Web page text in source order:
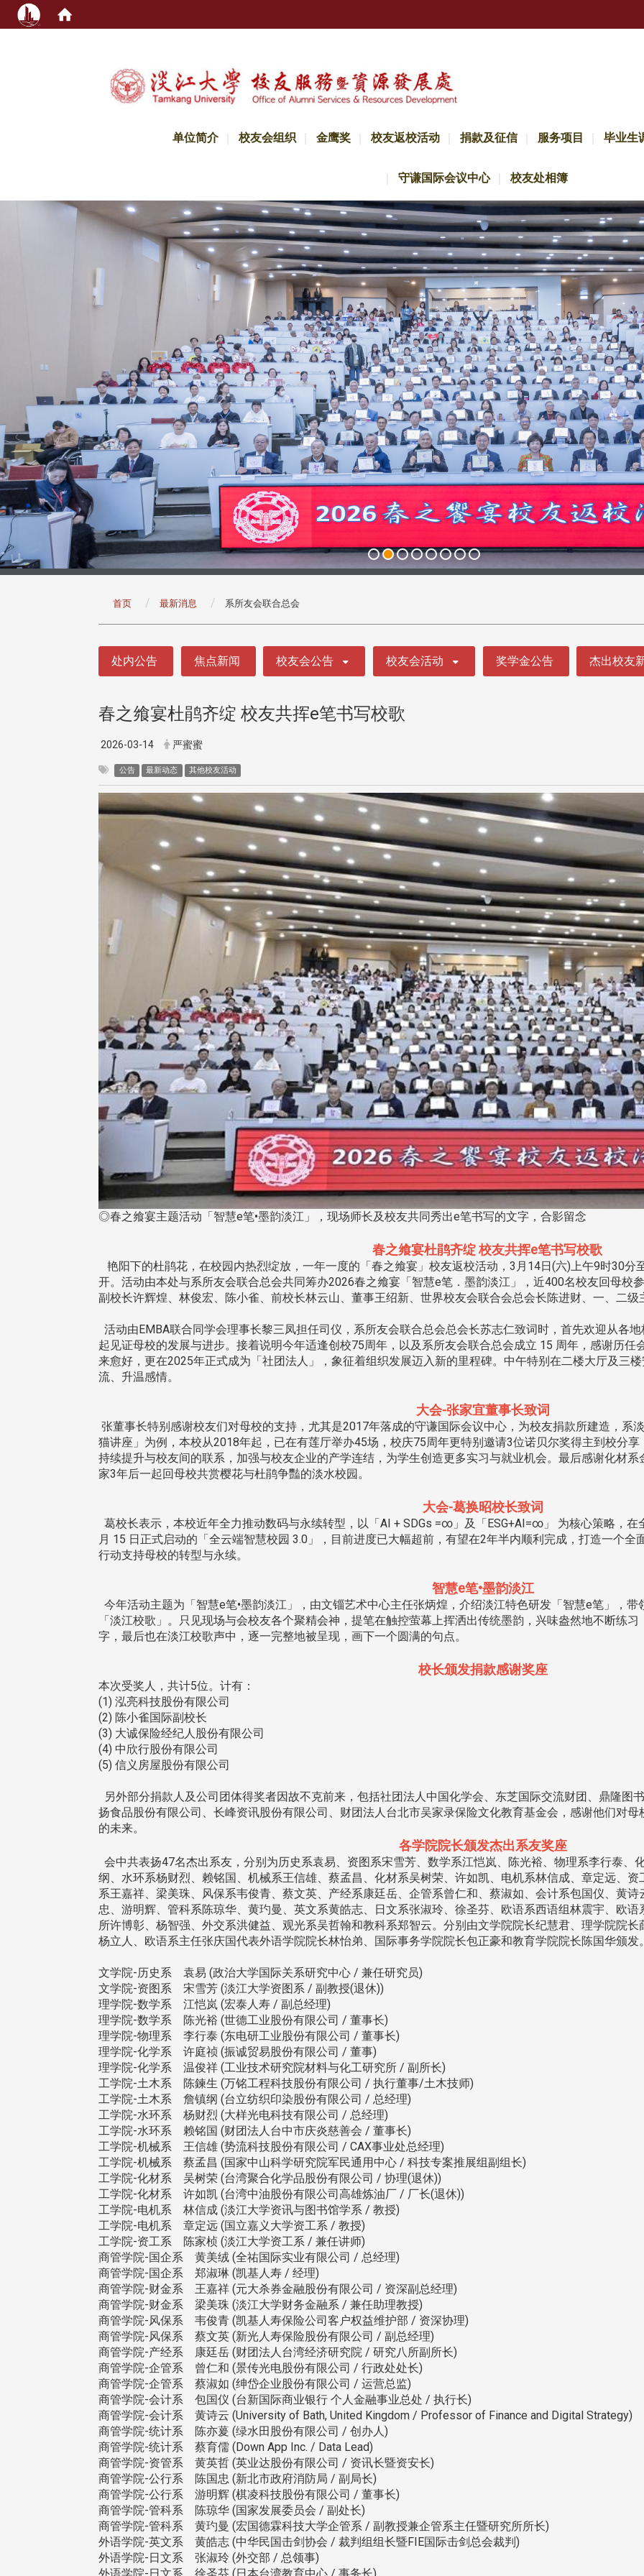
单位简介 校友会组织 金鹰奖 校友返校活动 捐款及征信 服务项目 毕业生
守谦国际会议中心 校友处相簿
首页 最新消息 系所友会联合总会
处内公告 焦点新闻 校友会公告 校友会活动 奖学金公告 杰出校友
春之飨宴杜鹃齐绽 校友共挥e笔书写校歌
2026-03-14 严蜜蜜
公告 最新动态 其他校友活动
◎春之飨宴主题活动「智慧e笔•墨韵淡江」，现场师长及校友共同秀出e笔书写的文字，合影留念
春之飨宴杜鹃齐绽 校友共挥e笔书写校歌
艳阳下的杜鹃花，在校园内热烈绽放，一年一度的「春之飨宴」校友返校活动，3月14日(六)上午9时30分
开。活动由本处与系所友会联合总会共同筹办2026春之飨宴「智慧e笔．墨韵淡江」，近400名校友回母校
副校长许辉煌、林俊宏、陈小雀、前校长林云山、董事王绍新、世界校友会联合会总会长陈进财、一、二级
活动由EMBA联合同学会理事长黎三凤担任司仪，系所友会联合总会总会长苏志仁致词时，首先欢迎从各
起见证母校的发展与进步。接着说明今年适逢创校75周年，以及系所友会联合总会成立 15 周年，感谢历
来愈好，更在2025年正式成为「社团法人」，象征着组织发展迈入新的里程碑。中午特别在二楼大厅及三
流、升温感情。
大会-张家宜董事长致词
张董事长特别感谢校友们对母校的支持，尤其是2017年落成的守谦国际会议中心，为校友捐款所建造，系
猫讲座」为例，本校从2018年起，已在有莲厅举办45场，校庆75周年更特别邀请3位诺贝尔奖得主到校分
持续提升与校友间的联系，加强与校友企业的产学连结，为学生创造更多实习与就业机会。最后感谢化材
家3年后一起回母校共赏樱花与杜鹃争豔的淡水校园。
大会-葛换昭校长致词
葛校长表示，本校近年全力推动数码与永续转型，以「AI + SDGs =∞」及「ESG+AI=∞」 为核心策略，
月 15 日正式启动的「全云端智慧校园 3.0」，目前进度已大幅超前，有望在2年半内顺利完成，打造一个
行动支持母校的转型与永续。
智慧e笔•墨韵淡江
今年活动主题为「智慧e笔•墨韵淡江」，由文锱艺术中心主任张炳煌，介绍淡江特色研发「智慧e笔」，
「淡江校歌」。只见现场与会校友各个聚精会神，提笔在触控萤幕上挥洒出传统墨韵，兴味盎然地不断练
字，最后也在淡江校歌声中，逐一完整地被呈现，画下一个圆满的句点。
校长颁发捐款感谢奖座
本次受奖人，共计5位。计有：
(1) 泓亮科技股份有限公司
(2) 陈小雀国际副校长
(3) 大诚保险经纪人股份有限公司
(4) 中欣行股份有限公司
(5) 信义房屋股份有限公司
另外部分捐款人及公司团体得奖者因故不克前来，包括社团法人中国化学会、东芝国际交流财团、鼎隆图
扬食品股份有限公司、长峰资讯股份有限公司、财团法人台北市吴家录保险文化教育基金会，感谢他们对
的未来。
各学院院长颁发杰出系友奖座
会中共表扬47名杰出系友，分别为历史系袁易、资图系宋雪芳、数学系江恺岚、陈光裕、物理系李行泰、
纲、水环系杨财烈、赖铭国、机械系王信雄、蔡孟昌、化材系吴树荣、许如凯、电机系林信成、章定远、
系王嘉祥、梁美珠、风保系韦俊青、蔡文英、产经系康廷岳、企管系曾仁和、蔡淑如、会计系包国仪、黄
忠、游明辉、管科系陈琼华、黄玓曼、英文系黄皓志、日文系张淑玲、徐圣芬、欧语系西语组林震宇、欧
所许博彰、杨智强、外交系洪健益、观光系吴哲翰和教科系郑智云。分别由文学院院长纪慧君、理学院院
杨立人、欧语系主任张庆国代表外语学院院长林怡弟、国际事务学院院长包正豪和教育学院院长陈国华颁发
文学院-历史系 袁易 (政治大学国际关系研究中心 / 兼任研究员)
文学院-资图系 宋雪芳 (淡江大学资图系 / 副教授(退休))
理学院-数学系 江恺岚 (宏泰人寿 / 副总经理)
理学院-数学系 陈光裕 (世德工业股份有限公司 / 董事长)
理学院-物理系 李行泰 (东电研工业股份有限公司 / 董事长)
理学院-化学系 许庭祯 (振诚贸易股份有限公司 / 董事)
理学院-化学系 温俊祥 (工业技术研究院材料与化工研究所 / 副所长)
工学院-土木系 陈鍊生 (万铭工程科技股份有限公司 / 执行董事/土木技师)
工学院-土木系 詹镇纲 (台立纺织印染股份有限公司 / 总经理)
工学院-水环系 杨财烈 (大样光电科技有限公司 / 总经理)
工学院-水环系 赖铭国 (财团法人台中市庆炎慈善会 / 董事长)
工学院-机械系 王信雄 (势流科技股份有限公司 / CAX事业处总经理)
工学院-机械系 蔡孟昌 (国家中山科学研究院军民通用中心 / 科技专案推展组副组长)
工学院-化材系 吴树荣 (台湾聚合化学品股份有限公司 / 协理(退休))
工学院-化材系 许如凯 (台湾中油股份有限公司高雄炼油厂 / 厂长(退休))
工学院-电机系 林信成 (淡江大学资讯与图书馆学系 / 教授)
工学院-电机系 章定远 (国立嘉义大学资工系 / 教授)
工学院-资工系 陈家桢 (淡江大学资工系 / 兼任讲师)
商管学院-国企系 黄美绒 (全祐国际实业有限公司 / 总经理)
商管学院-国企系 郑淑琳 (凯基人寿 / 经理)
商管学院-财金系 王嘉祥 (元大杀券金融股份有限公司 / 资深副总经理)
商管学院-财金系 梁美珠 (淡江大学财务金融系 / 兼任助理教授)
商管学院-风保系 韦俊青 (凯基人寿保险公司客户权益维护部 / 资深协理)
商管学院-风保系 蔡文英 (新光人寿保险股份有限公司 / 副总经理)
商管学院-产经系 康廷岳 (财团法人台湾经济研究院 / 研究八所副所长)
商管学院-企管系 曾仁和 (景传光电股份有限公司 / 行政处处长)
商管学院-企管系 蔡淑如 (绅岱企业股份有限公司 / 运营总监)
商管学院-会计系 包国仪 (台新国际商业银行 个人金融事业总处 / 执行长)
商管学院-会计系 黄诗云 (University of Bath, United Kingdom / Professor of Finance and Digital Strategy)
商管学院-统计系 陈亦萲 (绿水田股份有限公司 / 创办人)
商管学院-统计系 蔡育儒 (Down App Inc. / Data Lead)
商管学院-资管系 黄英哲 (英业达股份有限公司 / 资讯长暨资安长)
商管学院-公行系 陈国忠 (新北市政府消防局 / 副局长)
商管学院-公行系 游明辉 (棋凌科技股份有限公司 / 董事长)
商管学院-管科系 陈琼华 (国家发展委员会 / 副处长)
商管学院-管科系 黄玓曼 (宏国德霖科技大学企管系 / 副教授兼企管系主任暨研究所所长)
外语学院-英文系 黄皓志 (中华民国击剑协会 / 裁判组组长暨FIE国际击剑总会裁判)
外语学院-日文系 张淑玲 (外交部 / 总领事)